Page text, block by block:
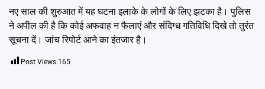
नए साल की शुरुआत में यह घटना इलाके के लोगों के लिए झटका है। पुलिस
ने अपील की है कि कोई अफवाह न फैलाएं और संदिग्ध गतिविधि दिखे तो तुरंत
सूचना दें। जांच रिपोर्ट आने का इंतजार है।
Post Views:165